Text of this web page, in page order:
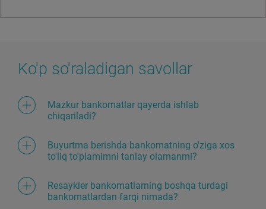
Ko'p so'raladigan savollar
Mazkur bankomatlar qayerda ishlab
chiqariladi?
(Germaniya) Diebold Nixdorf kompaniyasi
zavodida ishlab chiqariladi, bu esa dunyoning
100 dan ortiq mamlakatlaridagi mijozlar uchun
sifatini nazorat qilishning yuqori standartlarini
kafolatlaydi.
Buyurtma berishda bankomatning o'ziga xos
to'liq to'plamimni tanlay olamanmi?
modeli mijozning muayyan ehtiyojlariga qarab
texnik to'liq to'plami uchun yetarlicha keng
imkoniyatlarga ega. Bu asosan tashqi
Resaykler bankomatlarning boshqa turdagi
bankomatlardan farqi nimada?